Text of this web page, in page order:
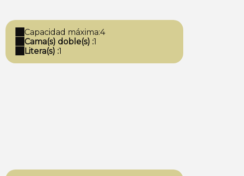
Capacidad máxima:4
Cama(s) doble(s) :1
Litera(s) :1